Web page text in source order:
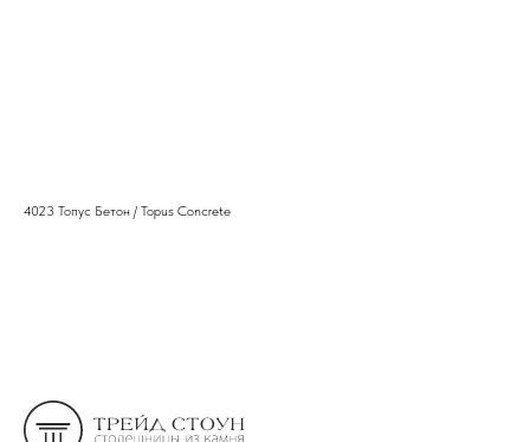
4023 Топус Бетон / Topus Concrete